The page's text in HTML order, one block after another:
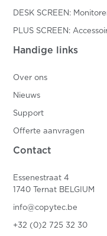
DESK SCREEN:
PLUS SCREEN:
Handige links
Over ons
Nieuws
Support
Offerte aanvragen
Contact
Essenestraat 4
1740 Ternat BELGIUM
info@copytec.be
+32 (0)2 725 32 30